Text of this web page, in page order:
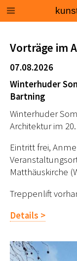
Vorträge im
07.08.2026
Winterhuder
Bartning
Winterhuder
Architektur im
Eintritt frei,
Matthäuskirche
Treppenlift
Details >